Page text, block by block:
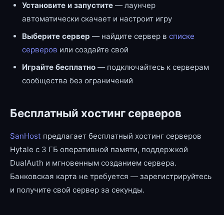
Установите и запустите — лаунчер
автоматически скачает и настроит игру
Выберите сервер — найдите сервер в списке
серверов или создайте свой
Играйте бесплатно — подключайтесь к серверам
сообщества без ограничений
Бесплатный хостинг серверов
SanHost предлагает бесплатный хостинг серверов
Hytale с 3 ГБ оперативной памяти, поддержкой
DualAuth и мгновенным созданием сервера.
Банковская карта не требуется — зарегистрируйтесь
и получите свой сервер за секунды.